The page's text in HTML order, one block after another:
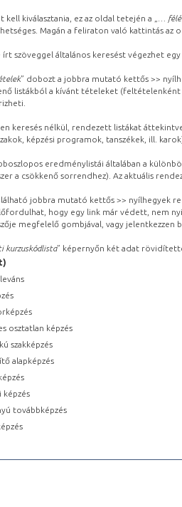
kiválasztania, ez az oldal tetején a „
…
Magán a feliraton való kattintás az
írt szöveggel általános keresést végezhet
” dobozt a jobbra mutató kettős >>
listákból a kívánt tételeket (feltételenként
keresés nélkül, rendezett listákat
képzési programok, tanszékek, ill.
eredménylistái általában a
a csökkenő sorrendhez). Az aktuális
jobbra mutató kettős >> nyílhegyek
hogy egy link már védett, nem
megfelelő gombjával, vagy
kurzuskódlista” képernyőn két adat
osztatlan képzés
szakképzés
alapképzés
továbbképzés